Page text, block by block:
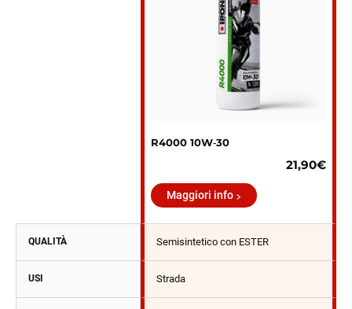
R4000 10W‑30
21,90€
Maggiori info
QUALITÀ Semisintetico con ESTER
USI Strada